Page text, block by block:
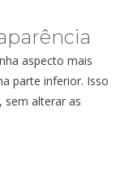
aspecto mais
parte inferior. Isso
sem alterar as